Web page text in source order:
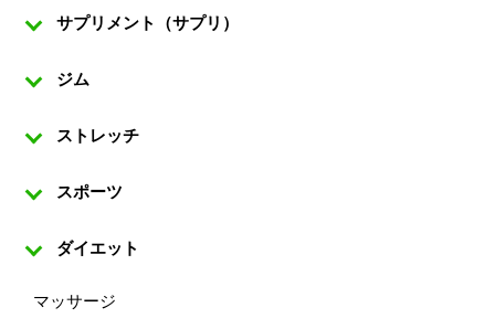
サプリメント（サプリ）
ジム
ストレッチ
スポーツ
ダイエット
マッサージ